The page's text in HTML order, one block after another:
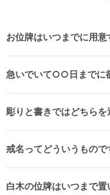
お位牌はいつまでに用
急いでいて○○日までに
彫りと書きではどちらを
戒名ってどういうもので
白木の位牌はいつまで置